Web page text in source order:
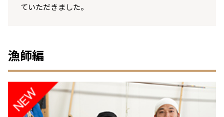
ていただきました。
漁師編